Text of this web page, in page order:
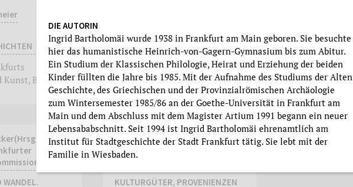
DIE AUTORIN
Ingrid Bartholomäi wurde 1938 in Frankfurt am Main geboren. Sie besuchte
hier das humanistische Heinrich-von-Gagern-Gymnasium bis zum Abitur.
Ein Studium der Klassischen Philologie, Heirat und Erziehung der beiden
Kinder füllten die Jahre bis 1985. Mit der Aufnahme des Studiums der Alten
Geschichte, des Griechischen und der Provinzialrömischen Archäologie
zum Wintersemester 1985/86 an der Goethe-Universität in Frankfurt am
Main und dem Abschluss mit dem Magister Artium 1991 begann ein neuer
Lebensababschnitt. Seit 1994 ist Ingrid Bartholomäi ehrenamtlich am
Institut für Stadtgeschichte der Stadt Frankfurt tätig. Sie lebt mit der
Familie in Wiesbaden.
Kunst, Band 80
mehr
JAHRESBERICHT 2022
mehr
im
WANDEL.
Franziska Kiermeier, Maike
Brüggen, Evelyn Brockhoff
KULTURGÜTER, PROVENIENZEN